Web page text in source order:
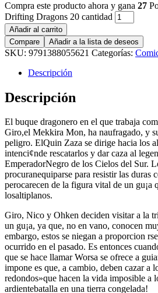
Compra este producto ahora y gana 27
Drifting Dragons 20 cantidad
Añadir al carrito
Compare
Añadir a la lista de deseos
SKU: 9791388055621 Categorías:
Descripción
Descripción
El buque dragonero en el que trabaja
Giro,el Mekkira Mon, ha naufragado, y
peligro. ElQuin Zaza se dirige hacia los
intenci¢nde rescatarlos y dar caza al
EmperadorNegro de los Cielos del Sur.
procuranequiparse para resistir las duras
perocarecen de la figura vital de un gu¡a
losaltiplanos.
Giro, Nico y Ohken deciden visitar a la
un gu¡a, ya que, no en vano, conocen
embargo, estos se niegan a proporcion
ocurrido en el pasado. Es entonces
que se hace llamar Worsa se ofrece a
impone es que, a cambio, deben cazar a
redondos»que hacen la vida imposible a
ardientebatalla en una tierra congelada!